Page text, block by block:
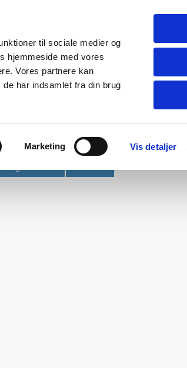
til sociale medier og
hjemmeside med vores
Vores partnere kan
har indsamlet fra din brug
Marketing Vis detaljer